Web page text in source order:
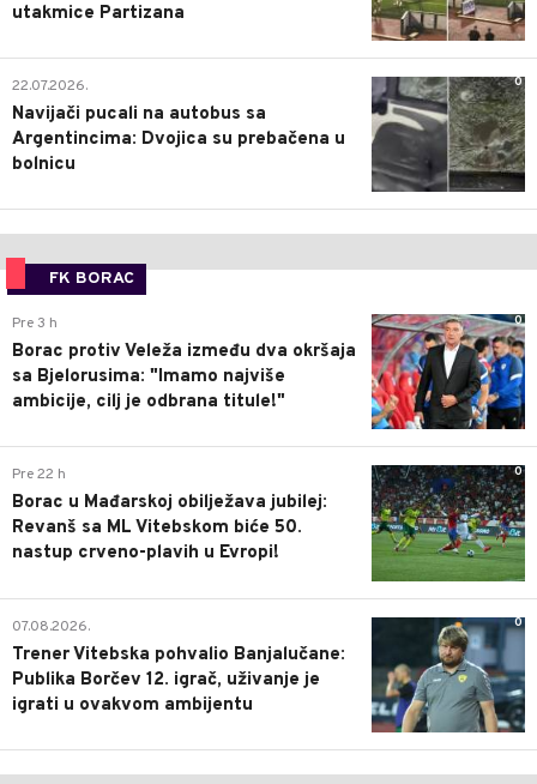
utakmice Partizana
0
22.07.2026.
Navijači pucali na autobus sa
Argentincima: Dvojica su prebačena u
bolnicu
FK BORAC
0
Pre 3 h
Borac protiv Veleža između dva okršaja
sa Bjelorusima: "Imamo najviše
ambicije, cilj je odbrana titule!"
0
Pre 22 h
Borac u Mađarskoj obilježava jubilej:
Revanš sa ML Vitebskom biće 50.
nastup crveno-plavih u Evropi!
0
07.08.2026.
Trener Vitebska pohvalio Banjalučane:
Publika Borčev 12. igrač, uživanje je
igrati u ovakvom ambijentu